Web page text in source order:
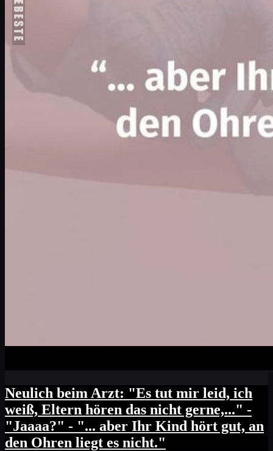
Neulich beim Arzt: "Es tut mir leid, ich
weiß, Eltern hören das nicht gerne,..." -
"Jaaaa?" - "... aber Ihr Kind hört gut, an
den Ohren liegt es nicht."